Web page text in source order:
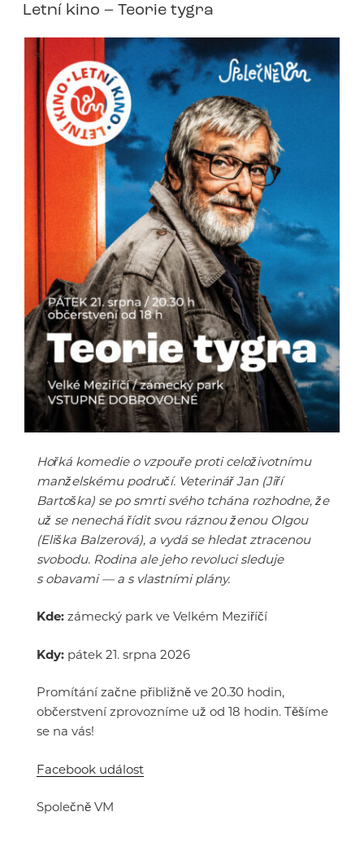
Letní kino – Teorie tygra
Hořká komedie o vzpouře proti celoživotnímu
manželskému područí. Veterinář Jan (Jiří
Bartoška) se po smrti svého tchána rozhodne, že
už se nenechá řídit svou ráznou ženou Olgou
(Eliška Balzerová), a vydá se hledat ztracenou
svobodu. Rodina ale jeho revoluci sleduje
s obavami — a s vlastními plány.
Kde: zámecký park ve Velkém Meziříčí
Kdy: pátek 21. srpna 2026
Promítání začne přibližně ve 20.30 hodin,
občerstvení zprovozníme už od 18 hodin. Těšíme
se na vás!
Facebook událost
Společně VM